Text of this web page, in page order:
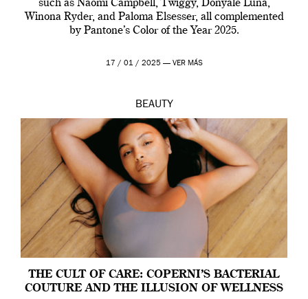
such as Naomi Campbell, Twiggy, Donyale Luna,
Winona Ryder, and Paloma Elsesser, all complemented
by Pantone’s Color of the Year 2025.
17 / 01 / 2025 — VER MÁS
BEAUTY
THE CULT OF CARE: COPERNI’S BACTERIAL
COUTURE AND THE ILLUSION OF WELLNESS